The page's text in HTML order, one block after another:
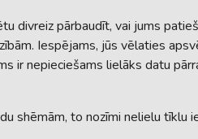
divreiz pārbaudīt, vai jums
Iespējams, jūs vēlaties
ir nepieciešams lielāks datu
shēmām, to nozīmi nelielu tīklu